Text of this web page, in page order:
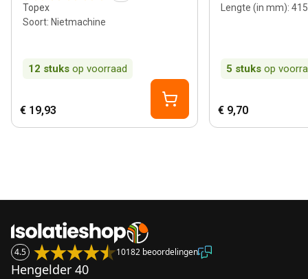
Topex
Soort: Nietmachine
12 stuks op voorraad
€ 19,93
Lengte (in mm): 415
5 stuks op
€ 9,70
4.5 10182 beoordelingen
Hengelder 40